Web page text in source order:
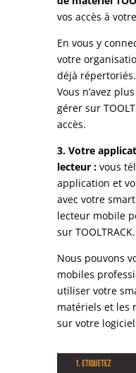
vos accès à
En vous y
votre
déjà répertoriés.
Vous n’avez
gérer sur
accès.
3. Votre
lecteur :vous
application et
avec votre
lecteur mobile
sur TOOLTRACK.
Nous pouvons
mobiles
utiliser votre
matériels et les
sur votre logiciel